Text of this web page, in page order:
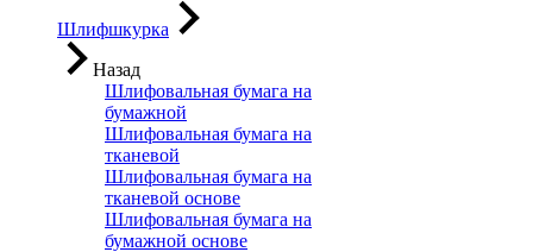
Шлифшкурка
Назад
Шлифовальная бумага на
бумажной
Шлифовальная бумага на
тканевой
Шлифовальная бумага на
тканевой основе
Шлифовальная бумага на
бумажной основе